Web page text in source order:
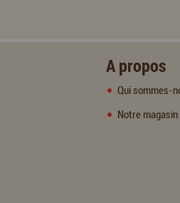
A propos
Qui sommes-
Notre magasin